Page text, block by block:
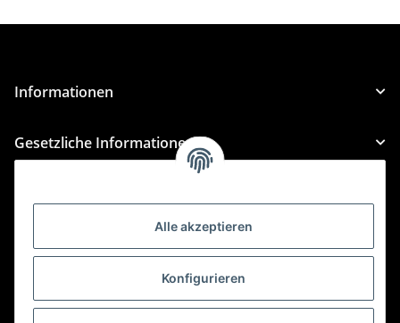
Alle akzeptieren
Konfigurieren
Informationen
Gesetzliche Informationen
Für Custom Anfragen und Custom Bestellungen auch
custom@htr-shop.com